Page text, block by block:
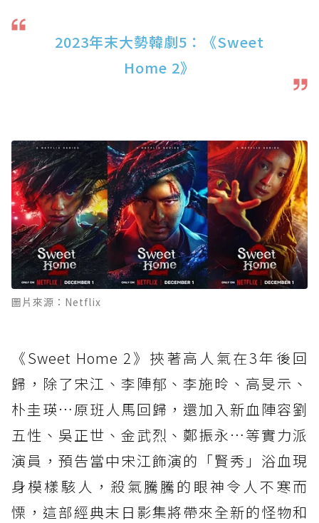
2023年末大勢韓劇5：《Sweet
Home 2》
圖片來源：Netflix
《Sweet Home 2》挾著高人氣在3年後回
歸，除了宋江、李陣郁、李施昤、高旻示、
朴圭瑛…原班人馬回歸，還加入新血陣容劉
五性、吳正世、金武烈、鄭振永…等實力派
演員，預告當中宋江飾演的「賢秀」浴血現
身模樣駭人，殺氣騰騰的眼神令人不寒而
慄，這部經典末日影集將帶來全新的怪物和